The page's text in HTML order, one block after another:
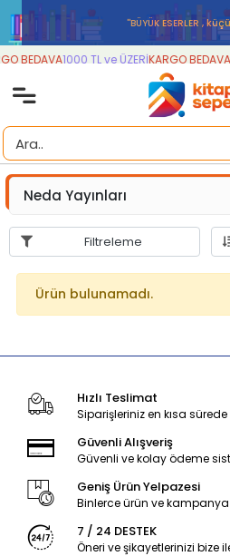
''BÜYÜK ESERLER ,
BEDAVA1000 TL ve ÜZERİKARGO BEDAVA
Neda Yayınları
Filtreleme
Ürün bulunamadı.
Hızlı Teslimat
Siparişleriniz en kısa sürede
Güvenli Alışveriş
Güvenli ve kolay ödeme
Geniş Ürün Yelpazesi
Binlerce ürün ve
7 / 24 DESTEK
Öneri ve şikayetlerinizi bize